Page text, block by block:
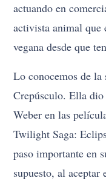
actuando en
activista animal
vegana desde que
Lo conocemos de
Crepúsculo. Ella
Weber en las
Twilight Saga:
paso importante en
supuesto, al aceptar